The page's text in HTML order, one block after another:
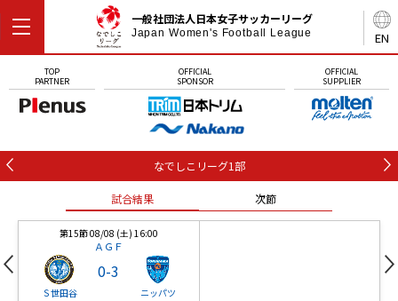
EN
一般社団法人日本女子サッカーリーグ
Japan Women's Football League
TOP
PARTNER
OFFICIAL
SPONSOR
OFFICIAL
SUPPLIER
なでしこリーグ1部
試合結果 次節
第15節 08/08 (土) 16:00
ＡＧＦ
Ｓ世田谷
0-3
ニッパツ